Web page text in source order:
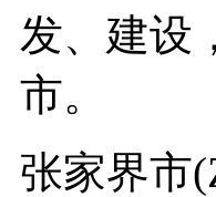
发、建设
市。
张家界市